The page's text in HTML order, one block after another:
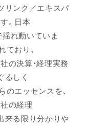
リンク／エキスパ
。日本
揺れ動いていま
ており、
の決算・経理実務
るしく
のエッセンスを、
の経理
来る限り分かりや